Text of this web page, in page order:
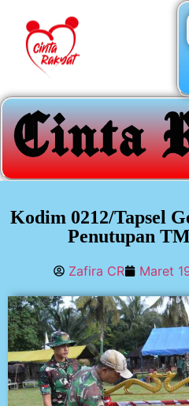
Kodim 0212/Tapsel
Penutupan
Zafira CR Maret